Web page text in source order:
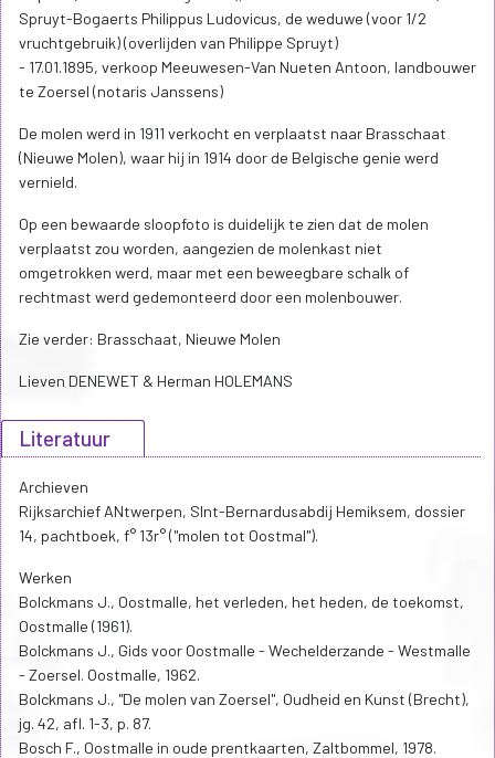
Spruyt-Bogaerts Philippus Ludovicus, de weduwe (voor 1/2
vruchtgebruik) (overlijden van Philippe Spruyt)
- 17.01.1895, verkoop Meeuwesen-Van Nueten Antoon, landbouwer
te Zoersel (notaris Janssens)
De molen werd in 1911 verkocht en verplaatst naar Brasschaat
(Nieuwe Molen), waar hij in 1914 door de Belgische genie werd
vernield.
Op een bewaarde sloopfoto is duidelijk te zien dat de molen
verplaatst zou worden, aangezien de molenkast niet
omgetrokken werd, maar met een beweegbare schalk of
rechtmast werd gedemonteerd door een molenbouwer.
Zie verder: Brasschaat, Nieuwe Molen
Lieven DENEWET & Herman HOLEMANS
Literatuur
Archieven
Rijksarchief ANtwerpen, SInt-Bernardusabdij Hemiksem, dossier
14, pachtboek, f° 13r° ("molen tot Oostmal").
Werken
Bolckmans J., Oostmalle, het verleden, het heden, de toekomst,
Oostmalle (1961).
Bolckmans J., Gids voor Oostmalle - Wechelderzande - Westmalle
- Zoersel. Oostmalle, 1962.
Bolckmans J., "De molen van Zoersel", Oudheid en Kunst (Brecht),
jg. 42, afl. 1-3, p. 87.
Bosch F., Oostmalle in oude prentkaarten, Zaltbommel, 1978.